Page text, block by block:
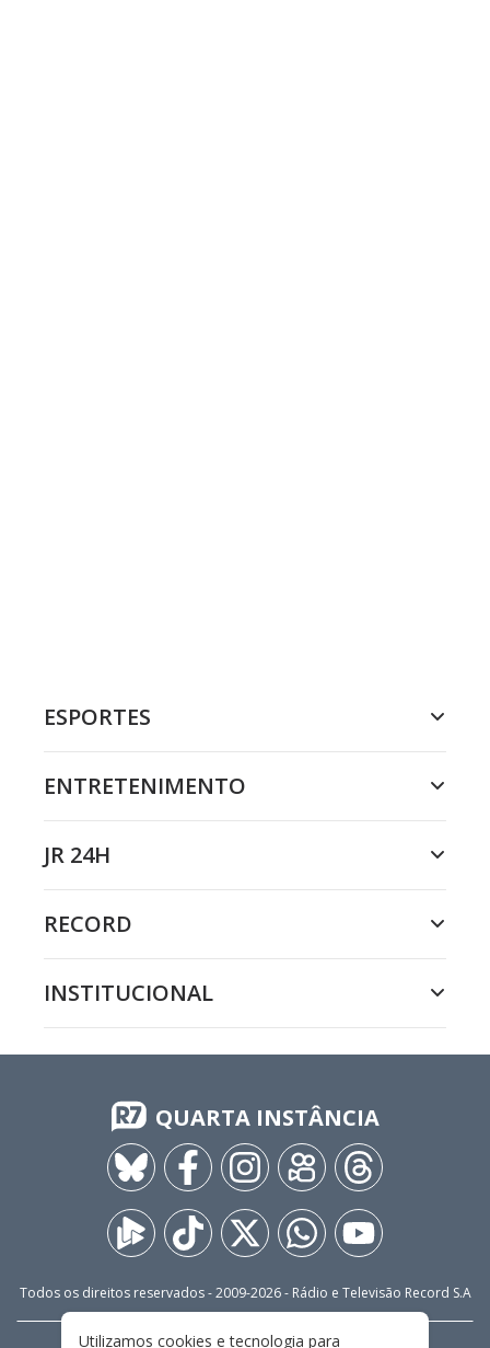
ESPORTES
ENTRETENIMENTO
JR 24H
RECORD
INSTITUCIONAL
QUARTA INSTÂNCIA
Todos os direitos reservados - 2009-2026- Rádio e Televisão Record S.A
Utilizamos cookies e tecnologia para